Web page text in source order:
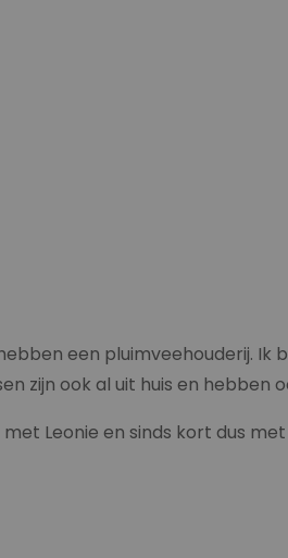
een pluimveehouderij.
zijn ook al uit huis en hebben
Leonie en sinds kort dus